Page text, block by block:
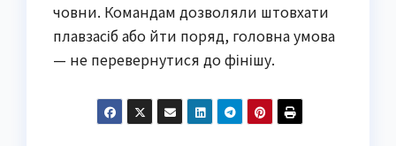
човни. Командам дозволяли штовхати
плавзасіб або йти поряд, головна умова
— не перевернутися до фінішу.